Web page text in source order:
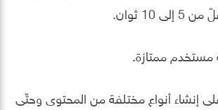
10 ثوان.
مستخدم ممتازة.
إنشاء أنواع مختلفة من المحتوى وحتّى